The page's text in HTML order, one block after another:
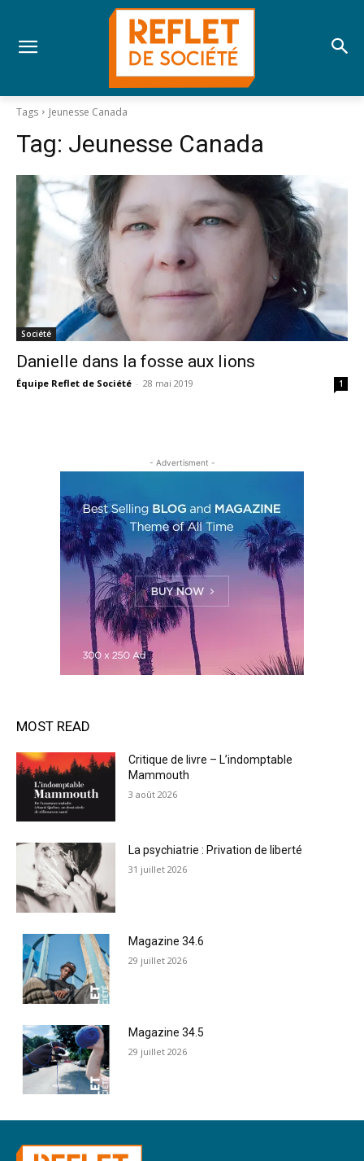
Tags Jeunesse Canada
Tag: Jeunesse Canada
Société
Danielle dans la fosse aux lions
Équipe Reflet de Société - 28 mai 2019 1
- Advertisment -
MOST READ
Critique de livre – L’indomptable
Mammouth
3 août 2026
La psychiatrie : Privation de liberté
31 juillet 2026
Magazine 34.6
29 juillet 2026
Magazine 34.5
29 juillet 2026